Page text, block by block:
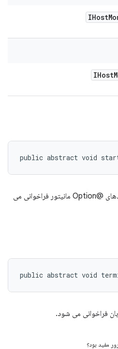
IHost
IHost
public abstract void
روشی که پس از تنظیم تمام فیلدهای @Option مانیتور فراخوانی می
public abstract void
فراخوانی می شود.
مفید بود؟